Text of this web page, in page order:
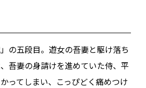
」の五段目。遊女の吾妻と駆け落ち
吾妻の身請けを進めていた侍、平
ってしまい、こっぴどく痛めつけ